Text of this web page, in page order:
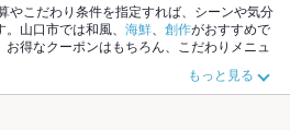
やこだわり条件を指定すれば、シーンや気分
山口市では和風、 海鮮 創作がおすすめで
得なクーポンはもちろん、こだわりメニュ
使える簡単便利なネット予約が使えるお店も
も、会社の宴会にも、デートやパーティー
もっと見る